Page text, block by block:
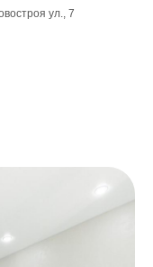
ул., 7